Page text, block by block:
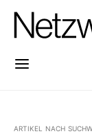
ARTIKEL NACH